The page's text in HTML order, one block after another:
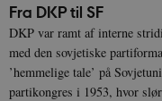
Fra DKP til SF
DKP var ramt af interne
med den sovjetiske
’hemmelige tale’ på
partikongres i 1953, hvor